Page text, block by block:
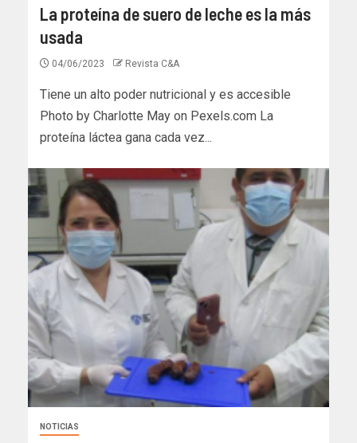
La proteína de suero de leche es la más
usada
04/06/2023 Revista C&A
Tiene un alto poder nutricional y es accesible
Photo by Charlotte May on Pexels.com La
proteína láctea gana cada vez...
NOTICIAS